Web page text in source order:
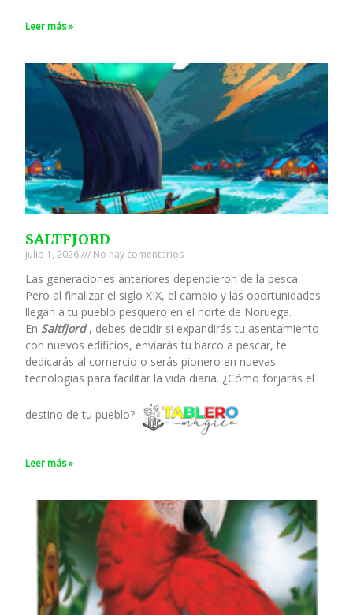
Leer más »
SALTFJORD
julio 1, 2026 No hay comentarios
Las generaciones anteriores dependieron de la pesca.
Pero al finalizar el siglo XIX, el cambio y las oportunidades
llegan a tu pueblo pesquero en el norte de Noruega.
En Saltfjord, debes decidir si expandirás tu asentamiento
con nuevos edificios, enviarás tu barco a pescar, te
dedicarás al comercio o serás pionero en nuevas
tecnologías para facilitar la vida diaria. ¿Cómo forjarás el
destino de tu pueblo?
Leer más »